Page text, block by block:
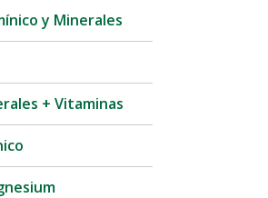
y Minerales
+ Vitaminas